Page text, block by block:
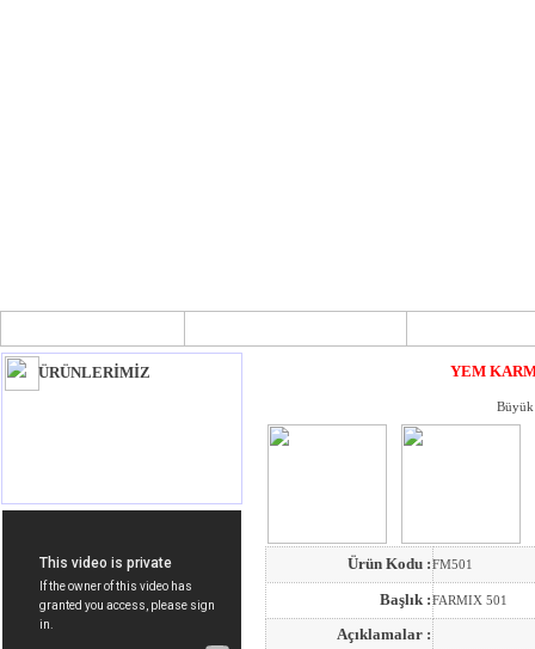
ÜRÜNLERİMİZ YEM
Büyük
Ürün Kodu : FM501
Başlık : FARMIX 501
Açıklamalar :